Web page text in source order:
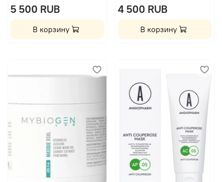
5 500 RUB
В корзину
4 500 RUB
В корзину